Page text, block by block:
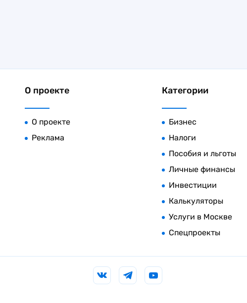
О проекте
О проекте
Реклама
Категории
Бизнес
Налоги
Пособия и льготы
Личные финансы
Инвестиции
Калькуляторы
Услуги в Москве
Спецпроекты